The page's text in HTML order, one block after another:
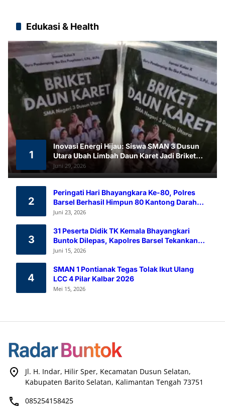
Edukasi & Health
1
Inovasi Energi Hijau: Siswa SMAN 3 Dusun
Utara Ubah Limbah Daun Karet Jadi Briket
Ramah Lingkungan
Juni 29, 2026
2
Peringati Hari Bhayangkara Ke-80, Polres
Barsel Berhasil Himpun 80 Kantong Darah
Melalui Aksi Donor Darah
Juni 23, 2026
3
31 Peserta Didik TK Kemala Bhayangkari
Buntok Dilepas, Kapolres Barsel Tekankan
Pendidikan Karakter
Juni 15, 2026
4
SMAN 1 Pontianak Tegas Tolak Ikut Ulang
LCC 4 Pilar Kalbar 2026
Mei 15, 2026
Jl. H. Indar, Hilir Sper, Kecamatan Dusun Selatan,
Kabupaten Barito Selatan, Kalimantan Tengah 73751
085254158425